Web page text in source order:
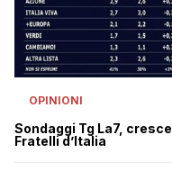
OPINIONI
Sondaggi Tg La7, cresce
Fratelli d’Italia